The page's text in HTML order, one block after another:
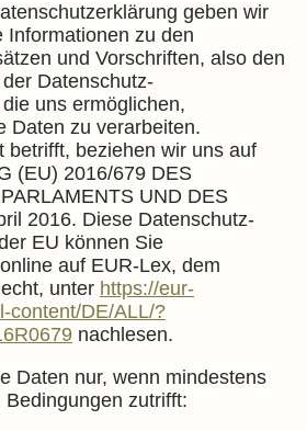
geben wir
Informationen zu den
und Vorschriften, also den
Datenschutz-
uns ermöglichen,
Daten zu verarbeiten.
betrifft, beziehen wir uns auf
(EU) 2016/679 DES
UND DES
2016. Diese Datenschutz-
EU können Sie
auf EUR-Lex, dem
unter https://eur-
content/DE/ALL/?
nachlesen.
Daten nur, wenn mindestens
zutrifft: